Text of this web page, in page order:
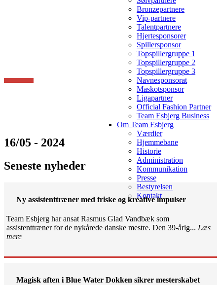
Bronzepartnere
Vip-partnere
Talentpartnere
Hjertesponsorer
Spillersponsor
Topspillergruppe 1
Topspillergruppe 2
Topspillergruppe 3
Navnesponsorat
Maskotsponsor
Ligapartner
Official Fashion Partner
Team Esbjerg Business
Om Team Esbjerg
Værdier
Hjemmebane
Historie
Administration
Kommunikation
Presse
Bestyrelsen
Kontakt
16/05 - 2024
Seneste nyheder
Ny assistenttræner med friske og kreative impulser
Team Esbjerg har ansat Rasmus Glad Vandbæk som
assistenttræner for de nykårede danske mestre. Den 39-årig... Læs
mere
Magisk aften i Blue Water Dokken sikrer mesterskabet